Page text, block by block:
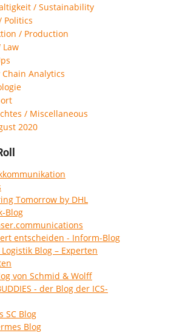
/ Sustainability
Politics
/ Production
Law
Analytics
/ Miscellaneous
2020
Tomorrow by DHL
Blog
entscheiden - Inform-Blog
Logistik Blog – Experten
von Schmid & Wolff
- der Blog der ICS-
SC Blog
Blog